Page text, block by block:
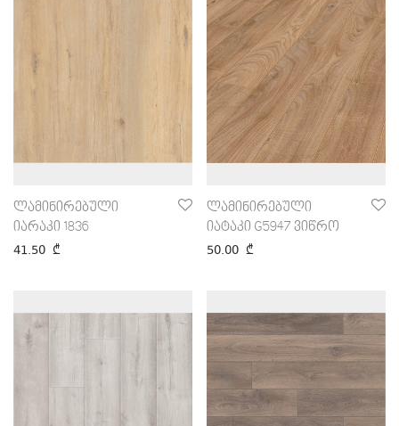
ლამინირებული
იარაკი 1836
41.50 ₾
ლამინირებული
იატაკი G5947 ვიწრო
50.00 ₾